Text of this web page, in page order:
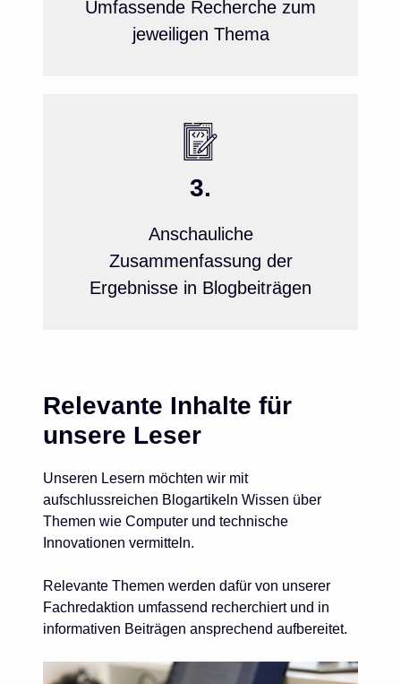
Umfassende Recherche zum
jeweiligen Thema
3.
Anschauliche
Zusammenfassung der
Ergebnisse in Blogbeiträgen
Relevante Inhalte für
unsere Leser
Unseren Lesern möchten wir mit
aufschlussreichen Blogartikeln Wissen über
Themen wie Computer und technische
Innovationen vermitteln.
Relevante Themen werden dafür von unserer
Fachredaktion umfassend recherchiert und in
informativen Beiträgen ansprechend aufbereitet.